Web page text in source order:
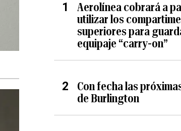
Aerolínea cobrará a
utilizar los
superiores para
equipaje “carry-on”
Con fecha las
de Burlington